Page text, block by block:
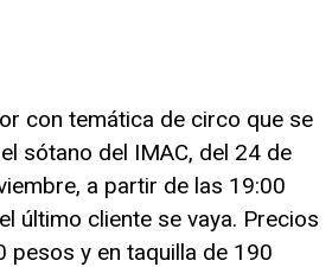
con temática de circo que se
sótano del IMAC, del 24 de
a partir de las 19:00
último cliente se vaya. Precios
pesos y en taquilla de 190